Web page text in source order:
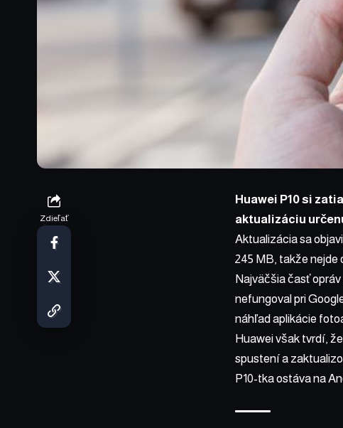
Zdieľať
Huawei P10 si
aktualizáciu
Aktualizácia sa
245 MB, takže nejde
Najväčšia časť
nefungoval pri
náhľad aplikácie
Huawei však tvrdí,
spustení a
P10-tka ostáva na